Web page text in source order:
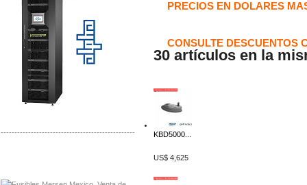
-------------------------------------------------
PRECIOS EN DOLARES
CONSULTE DESCUENTOS
30 artículos en la
KBD5000...
US$ 4,625